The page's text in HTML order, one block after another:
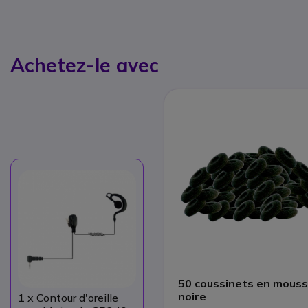
Achetez-le avec
1 x Contour d'oreille
50 coussinets en
noire